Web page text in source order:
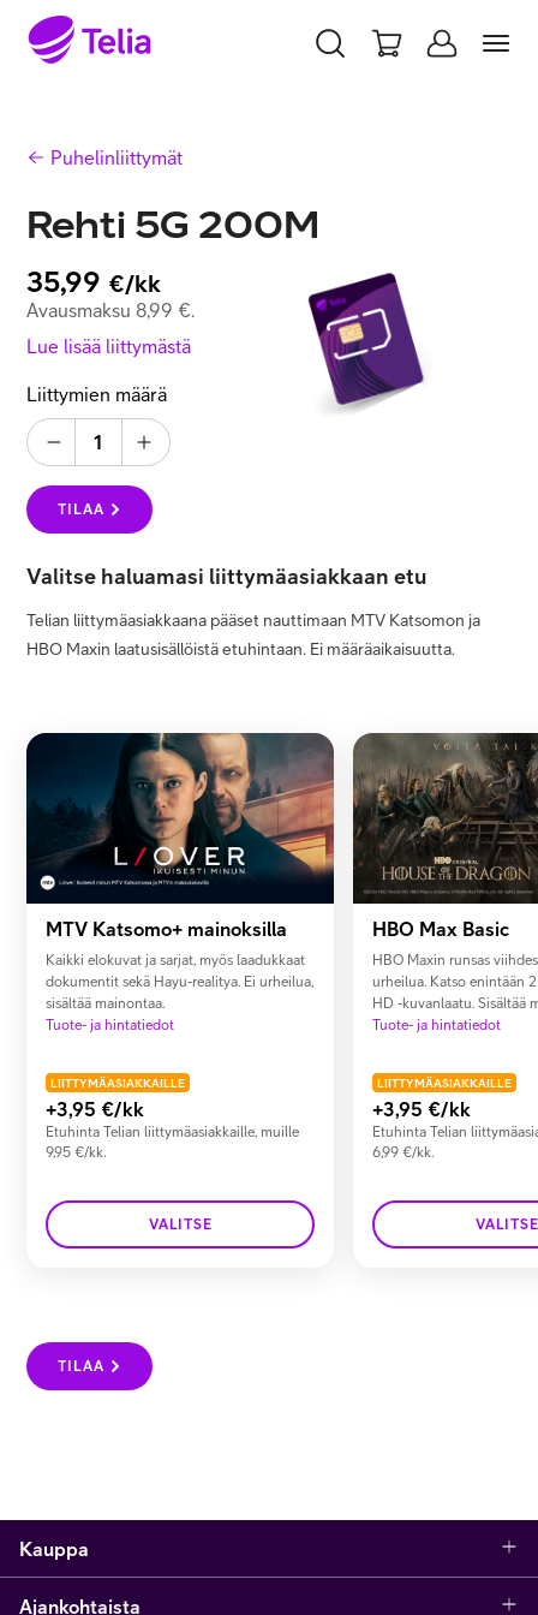
TELIA FINLAND
Liittymät ja palvelut
Laitteet
TV ja viihde
Asiakastuki
Minun Telia
Puhelinliittymät
Rehti 5G 200M
35,99 €/kk
Avausmaksu 8,99 €.
Liittymien määrä
1
TILAA
Lue lisää liittymästä
Valitse haluamasi liittymäasiakkaan etu
Telian liittymäasiakkaana pääset nauttimaan MTV Katsomon ja
HBO Maxin laatusisällöistä etuhintaan. Ei määräaikaisuutta.
MTV Katsomo+ mainoksilla
Kaikki elokuvat ja sarjat, myös laadukkaat
dokumentit sekä Hayu-realitya. Ei urheilua,
sisältää mainontaa.
Tuote- ja hintatiedot
LIITTYMÄASIAKKAILLE
+3,95 €/kk
Etuhinta Telian liittymäasiakkaille, muille
9,95 €/kk.
VALITSE
HBO Max Basic
HBO Maxin runsas
urheilua. Katso enintään
HD -kuvanlaatu. Sisältää
Tuote- ja hintatiedot
LIITTYMÄASIAKKAILLE
+3,95 €/kk
Etuhinta Telian
6,99 €/kk.
VALITSE
TILAA
Kauppa
Puhelimet
Ajankohtaista